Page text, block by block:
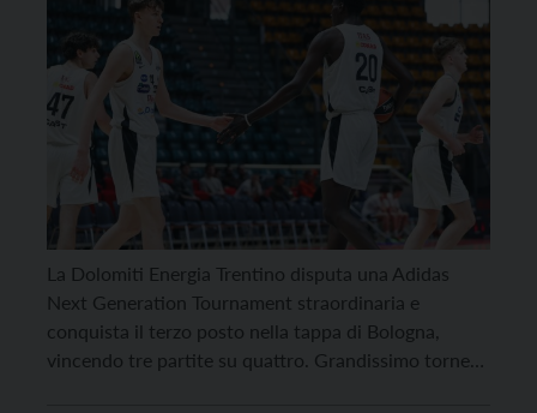
La Dolomiti Energia Trentino disputa una Adidas
Next Generation Tournament straordinaria e
conquista il terzo posto nella tappa di Bologna,
vincendo tre partite su quattro. Grandissimo torneo